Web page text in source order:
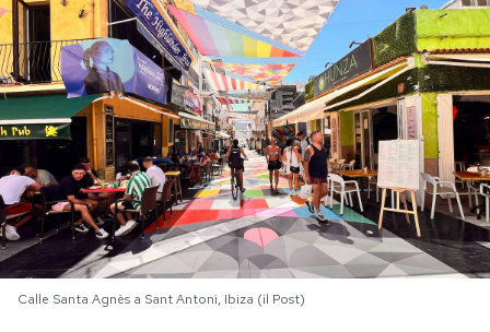
PODCAST
NEWSLETTER
I MIEI PREFERITI
Calle Santa Agnès a Sant Antoni, Ibiza (il Post)